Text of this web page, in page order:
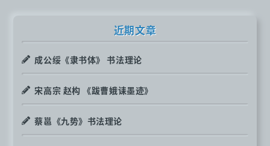
近期文章
成公绥《隶书体》 书法理论
宋高宗 赵构 《跋曹娥诔墨迹》
蔡邕《九势》书法理论